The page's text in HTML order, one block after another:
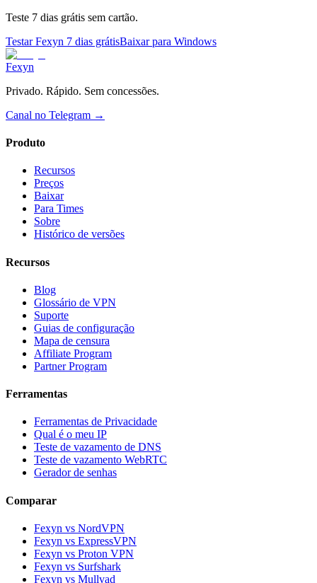
Teste 7 dias grátis sem cartão.
Testar Fexyn 7 dias grátisBaixar para Windows
Fexyn
Privado. Rápido. Sem concessões.
Canal no Telegram →
Produto
Recursos
Preços
Baixar
Para Times
Sobre
Histórico de versões
Recursos
Blog
Glossário de VPN
Suporte
Guias de configuração
Mapa de censura
Affiliate Program
Partner Program
Ferramentas
Ferramentas de Privacidade
Qual é o meu IP
Teste de vazamento de DNS
Teste de vazamento WebRTC
Gerador de senhas
Comparar
Fexyn vs NordVPN
Fexyn vs ExpressVPN
Fexyn vs Proton VPN
Fexyn vs Surfshark
Fexyn vs Mullvad